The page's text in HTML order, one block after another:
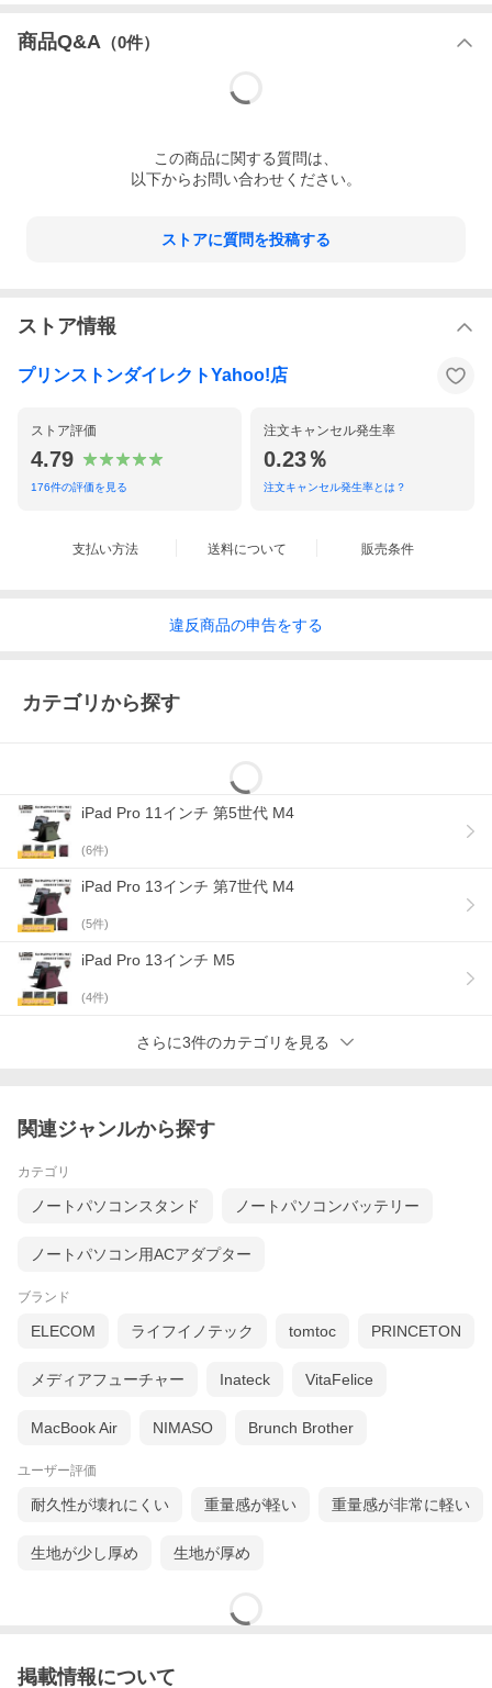
プレゼント用ラッピングサービスを行っておりません。
※ デバイス本体や純正オプション品は付属しません。
URBAN ARMOR GEAR (UAG)
12.9インチiPad Pro(第3/4世代)用スリーブ
URBAN ARMOR GEAR (UAG)について
URBAN ARMOR GEAR(UAG)は南カリフォルニアで設立された、
耐衝撃機能を持った独特なデザインのモバイルケースをメインと
すさを兼ね備えた製品は、全世界で高い評価を受けています。
■耐久性に優れアクセサリー収納も充実した12.9インチ iPad Pro用
耐衝撃スリーブ
・耐久性のある840Dのナイロン素材
・360度全方位保護
・アクセサリー収納に便利なフロントファスナーポケット
・12.9インチ iPad Proと一緒にMagic KeyboardとApple Pencilも
・耐衝撃テスト済み(MIL STD 810G-516.6)
iPad Pro 12.9インチ(第3/4世代)用スリーブ
UAG-SLVLLT-MC(ミッドナイトカモ)
商品Q&A （0件）
この商品に関する質問は、
以下からお問い合わせください。
ストアに質問を投稿する
ストア情報
プリンストンダイレクトYahoo!店
ストア評価
4.79
176件の評価を見る
注文キャンセル発生率
0.23％
注文キャンセル発生率とは？
支払い方法 送料について 販売条件
違反商品の申告をする
カテゴリから探す
iPad Pro 11インチ 第5世代 M4
(6件)
iPad Pro 13インチ 第7世代 M4
(5件)
iPad Pro 13インチ M5
(4件)
さらに3件のカテゴリを見る
関連ジャンルから探す
カテゴリ
ノートパソコンスタンド ノートパソコンバッテリー
ノートパソコン用ACアダプター
ブランド
ELECOM ライフイノテック tomtoc PRINCETON
メディアフューチャー Inateck VitaFelice
MacBook Air NIMASO Brunch Brother
ユーザー評価
耐久性が壊れにくい 重量感が軽い 重量感が非常に軽い
生地が少し厚め 生地が厚め
掲載情報について